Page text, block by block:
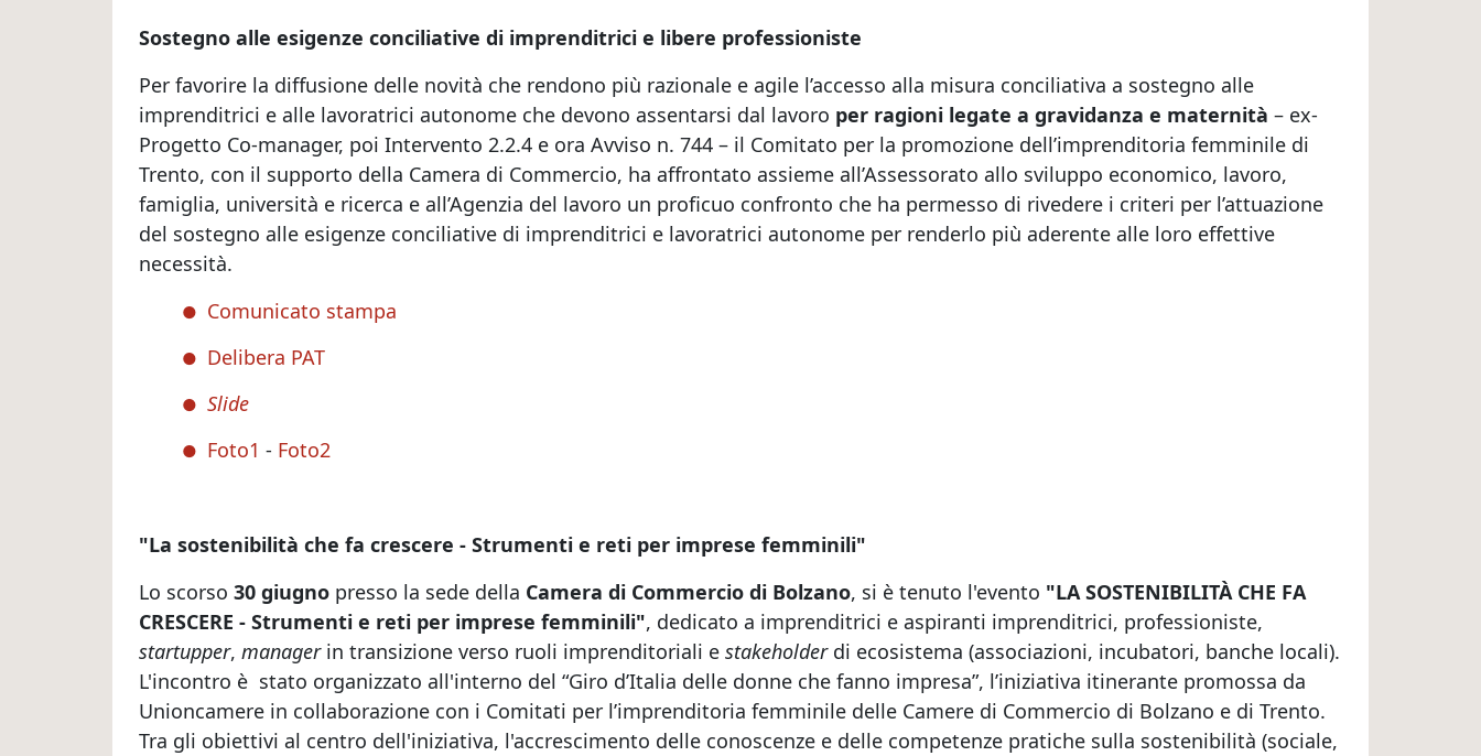
Sostegno alle esigenze conciliative di imprenditrici e libere professioniste
Per favorire la diffusione delle novità che rendono più razionale e agile l’accesso alla misura conciliativa a sostegno alle
imprenditrici e alle lavoratrici autonome che devono assentarsi dal lavoro per ragioni legate a gravidanza e maternità – ex-
Progetto Co-manager, poi Intervento 2.2.4 e ora Avviso n. 744 – il Comitato per la promozione dell’imprenditoria femminile di
Trento, con il supporto della Camera di Commercio, ha affrontato assieme all’Assessorato allo sviluppo economico, lavoro,
famiglia, università e ricerca e all’Agenzia del lavoro un proficuo confronto che ha permesso di rivedere i criteri per l’attuazione
del sostegno alle esigenze conciliative di imprenditrici e lavoratrici autonome per renderlo più aderente alle loro effettive
necessità.
Comunicato stampa
Delibera PAT
Slide
Foto1 - Foto2
"La sostenibilità che fa crescere - Strumenti e reti per imprese femminili"
Lo scorso 30 giugno presso la sede della Camera di Commercio di Bolzano, si è tenuto l'evento "LA SOSTENIBILITÀ CHE FA
CRESCERE - Strumenti e reti per imprese femminili", dedicato a imprenditrici e aspiranti imprenditrici, professioniste,
startupper, managerin transizione verso ruoli imprenditoriali e stakeholder di ecosistema (associazioni, incubatori, banche locali).
L'incontro è stato organizzato all'interno del “Giro d’Italia delle donne che fanno impresa”, l’iniziativa itinerante promossa da
Unioncamere in collaborazione con i Comitati per l’imprenditoria femminile delle Camere di Commercio di Bolzano e di Trento.
Tra gli obiettivi al centro dell'iniziativa, l'accrescimento delle conoscenze e delle competenze pratiche sulla sostenibilità (sociale,